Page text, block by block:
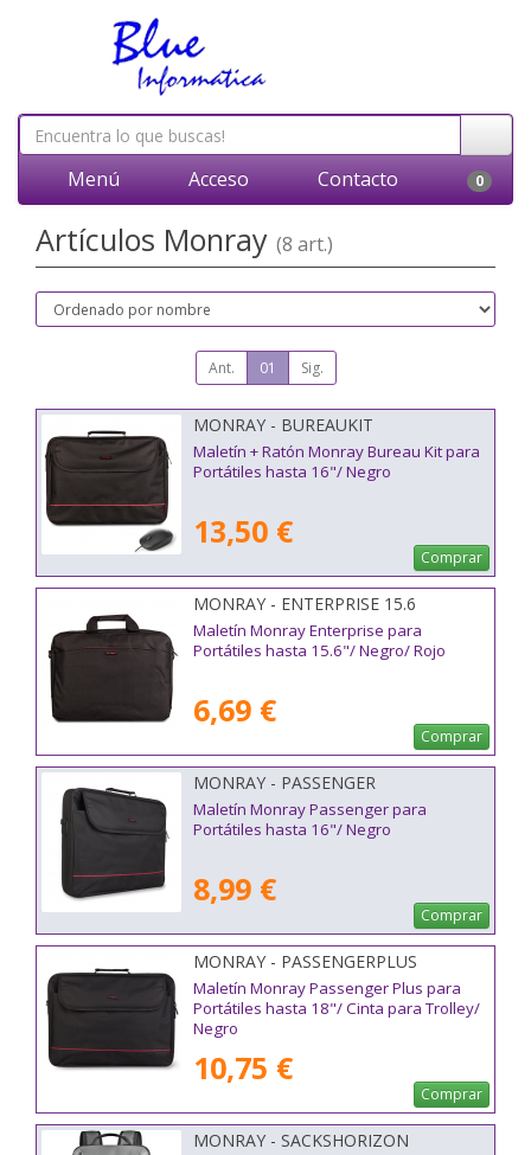
Menú Acceso Contacto 0
Artículos Monray (8 art.)
Ant. 01 Sig.
MONRAY - BUREAUKIT
Maletín + Ratón Monray Bureau Kit para
Portátiles hasta 16"/ Negro
13,50 €
Comprar
MONRAY - ENTERPRISE 15.6
Maletín Monray Enterprise para
Portátiles hasta 15.6"/ Negro/ Rojo
6,69 €
Comprar
MONRAY - PASSENGER
Maletín Monray Passenger para
Portátiles hasta 16"/ Negro
8,99 €
Comprar
MONRAY - PASSENGERPLUS
Maletín Monray Passenger Plus para
Portátiles hasta 18"/ Cinta para Trolley/
Negro
10,75 €
Comprar
MONRAY - SACKSHORIZON